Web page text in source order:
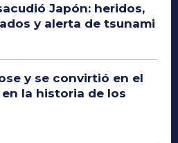
Japón: heridos,
y alerta de tsunami
y se convirtió en el
la historia de los